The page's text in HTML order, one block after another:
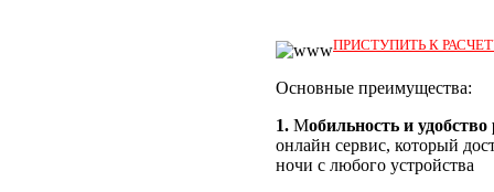
ПРИСТУПИТЬ К
Основные преимущества:
1. Мобильность и
онлайн сервис, который
ночи с любого устройства